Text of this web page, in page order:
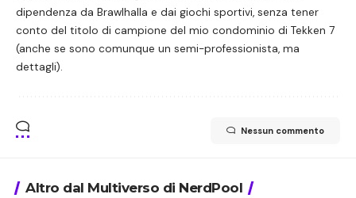
dipendenza da Brawlhalla e dai giochi sportivi, senza tener
conto del titolo di campione del mio condominio di Tekken 7
(anche se sono comunque un semi-professionista, ma
dettagli).
Nessun commento
Altro dal Multiverso di NerdPool